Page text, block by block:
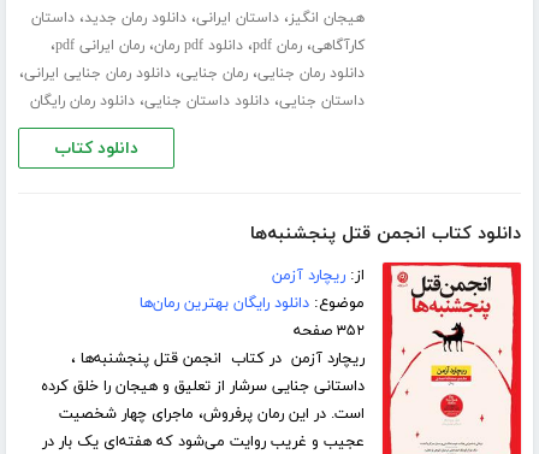
هیجان انگیز،داستان ایرانی،دانلود رمان جدید،داستان
کارآگاهی،رمان pdf ،دانلود pdf رمان ،رمان ایرانی pdf ،
دانلود رمان جنایی،رمان جنایی،دانلود رمان جنایی ایرانی،
داستان جنایی،دانلود داستان جنایی،دانلود رمان رایگان
دانلود کتاب
دانلود کتاب انجمن قتل پنجشنبه‌ها
از:ریچارد آزمن
موضوع:دانلود رایگان بهترین رمان‌ها
۳۵۲ صفحه
ریچارد آزمن در کتاب انجمن قتل پنجشنبه‌ها ،
داستانی جنایی سرشار از تعلیق و هیجان را خلق کرده
است. در این رمان پرفروش، ماجرای چهار شخصیت
عجیب و غریب روایت می‌شود که هفته‌ای یک بار در